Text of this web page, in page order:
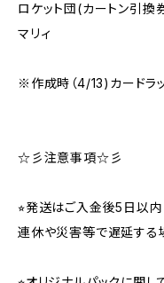
ロケット団(カートン引換
マリィ
※作成時（4/13)カードラ
☆彡注意事項☆彡
⭐︎発送はご入金後5日以
連休や災害等で遅延する